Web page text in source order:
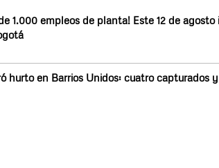
1.000 empleos de planta! Este 12 de
hurto en Barrios Unidos: cuatro capturados